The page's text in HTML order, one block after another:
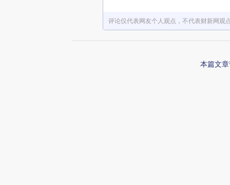
评论仅代表网友个人观点，不代表财新网观
本篇文